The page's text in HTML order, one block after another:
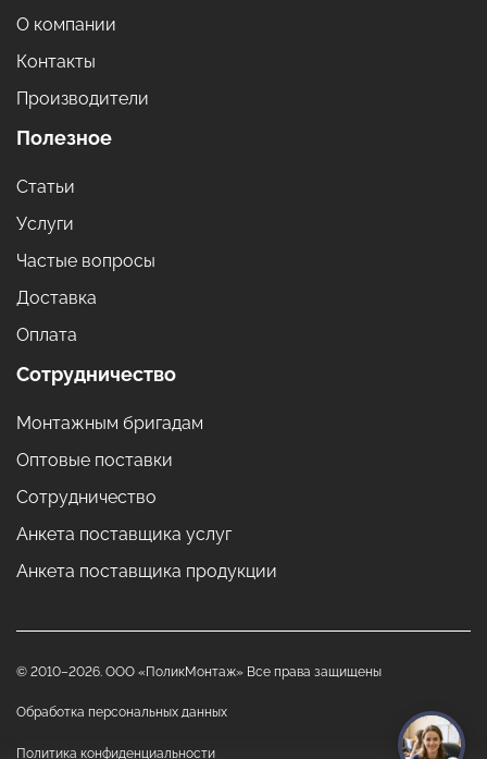
О компании
Контакты
Производители
Полезное
Статьи
Услуги
Частые вопросы
Доставка
Оплата
Сотрудничество
Монтажным бригадам
Оптовые поставки
Сотрудничество
Анкета поставщика услуг
Анкета поставщика продукции
© 2010–2026. ООО «ПоликМонтаж» Все права защищены
Обработка персональных данных
Политика конфиденциальности